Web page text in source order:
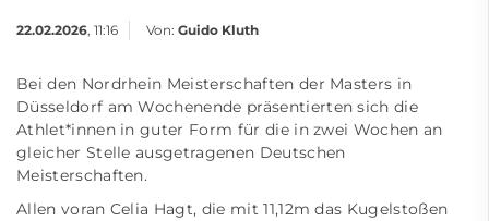
22.02.2026, 11:16 Von: Guido Kluth
Bei den Nordrhein Meisterschaften der Masters in
Düsseldorf am Wochenende präsentierten sich die
Athlet*innen in guter Form für die in zwei Wochen an
gleicher Stelle ausgetragenen Deutschen
Meisterschaften.
Allen voran Celia Hagt, die mit 11,12m das Kugelstoßen